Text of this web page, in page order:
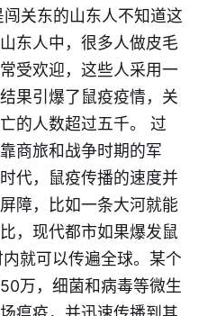
关东的山东人不知道这
东人中，很多人做皮毛
受欢迎，这些人采用一
果引爆了鼠疫疫情，关
的人数超过五千。 过
商旅和战争时期的军
代，鼠疫传播的速度并
障，比如一条大河就能
，现代都市如果爆发鼠
就可以传遍全球。某个
万，细菌和病毒等微生